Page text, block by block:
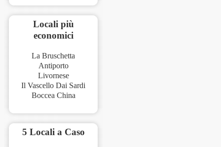
Locali più
economici
La Bruschetta
Antiporto
Livornese
Il Vascello Dai Sardi
Boccea China
5 Locali a Caso